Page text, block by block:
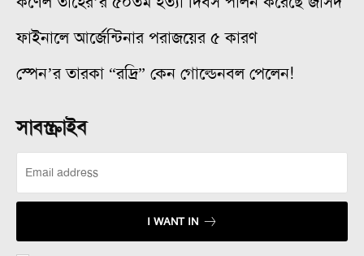
ফাইনালে আর্জেন্টিনার পরাজয়ের ৫ কারণ
স্পেন’র তারকা “রদ্রি” কেন গোল্ডেনবল পেলেন!
সাবস্ক্রাইব
I WANT IN